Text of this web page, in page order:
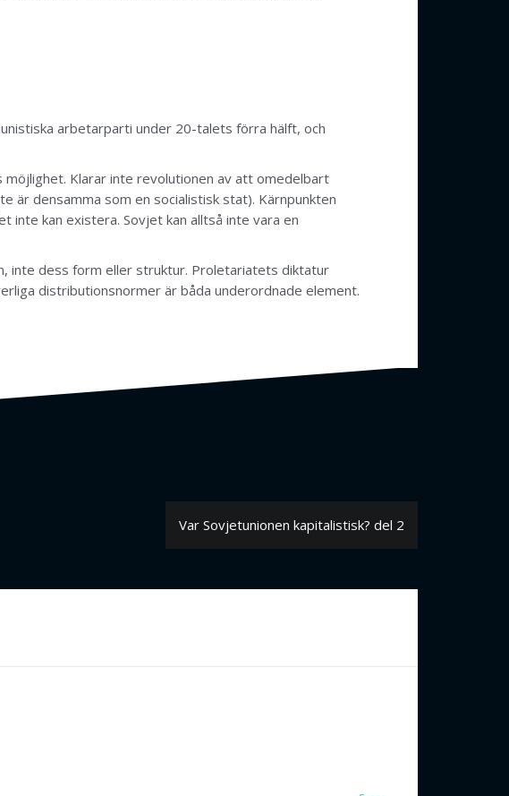
arbetarparti under 20-talets förra hälft, och
Klarar inte revolutionen av att omedelbart
är densamma som en socialistisk stat). Kärnpunkten
kan existera. Sovjet kan alltså inte vara en
inte dess form eller struktur. Proletariatets diktatur
distributionsnormer är båda underordnade element.
Var Sovjetunionen kapitalistisk? del 2